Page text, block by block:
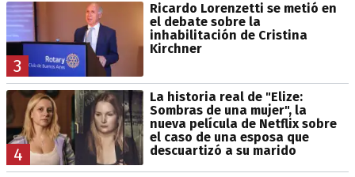
3
Ricardo Lorenzetti se metió en
el debate sobre la
inhabilitación de Cristina
Kirchner
4
La historia real de "Elize:
Sombras de una mujer", la
nueva película de Netflix sobre
el caso de una esposa que
descuartizó a su marido